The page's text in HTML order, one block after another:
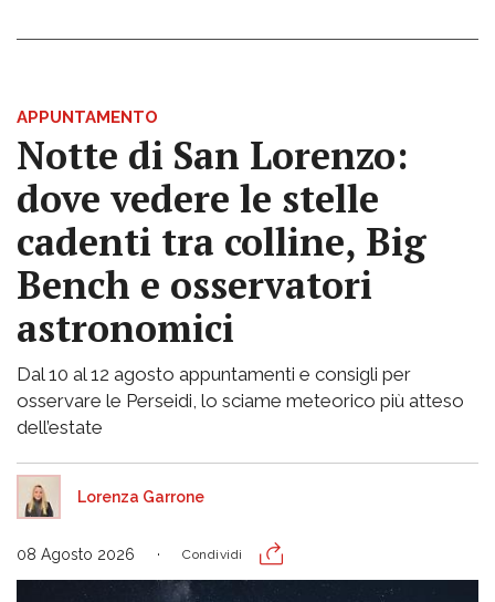
APPUNTAMENTO
Notte di San Lorenzo:
dove vedere le stelle
cadenti tra colline, Big
Bench e osservatori
astronomici
Dal 10 al 12 agosto appuntamenti e consigli per
osservare le Perseidi, lo sciame meteorico più atteso
dell’estate
Lorenza Garrone
08 Agosto 2026 Condividi